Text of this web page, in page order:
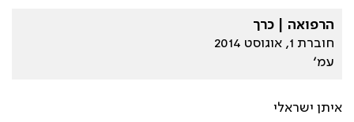
הרפואה | כרך
חוברת 1, אוגוסט 2014
עמ׳
איתן ישראלי